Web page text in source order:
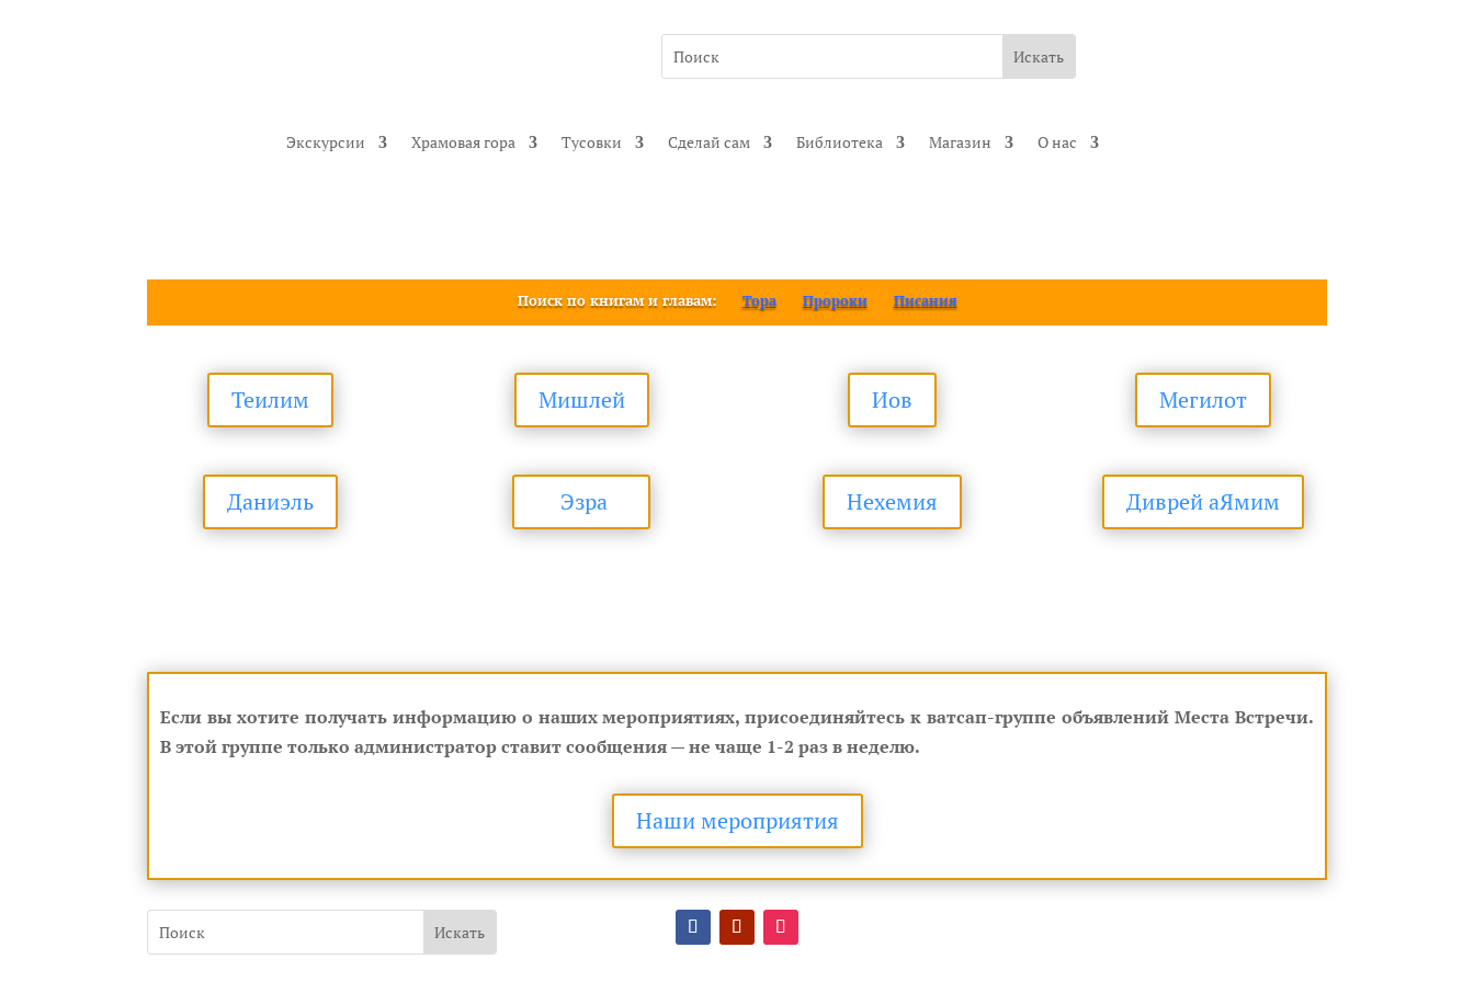
Экскурсии Храмовая гора Тусовки Сделай сам Библиотека Магазин О нас
Поиск по книгам и главам: Тора Пророки Писания
Теилим Мишлей Иов Мегилот
Даниэль Эзра Нехемия Диврей аЯмим
Если вы хотите получать информацию о наших мероприятиях, присоединяйтесь к ватсап-группе объявлений Места Встречи.
В этой группе только администратор ставит сообщения — не чаще 1-2 раз в неделю.
Наши мероприятия